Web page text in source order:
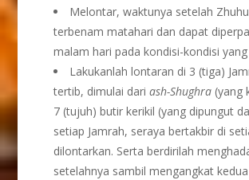
Melontar, waktunya setelah
terbenam matahari dan dapat
malam hari pada kondisi-kondisi
Lakukanlah lontaran di 3 (tiga)
tertib, dimulai dariash-Shughra (yang
7 (tujuh) butir kerikil (yang dipungut
setiap Jamrah, seraya bertakbir di
dilontarkan. Serta berdirilah
setelahnya sambil mengangkat